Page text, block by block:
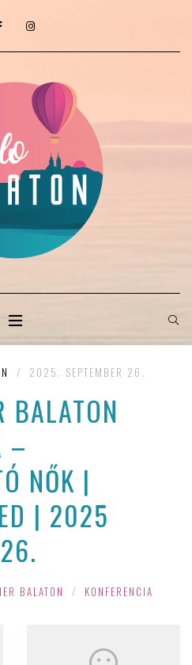
/ 2025. SEPTEMBER 26.
BALATON
–
NŐK |
| 2025
BALATON / KONFERENCIA